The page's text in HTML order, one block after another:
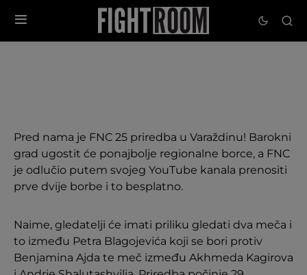
Pred nama je FNC 25 priredba u Varaždinu! Barokni
grad ugostit će ponajbolje regionalne borce, a FNC
je odlučio putem svojeg YouTube kanala prenositi
prve dvije borbe i to besplatno.
Naime, gledatelji će imati priliku gledati dva meča i
to između Petra Blagojevića koji se bori protiv
Benjamina Ajda te meč između Akhmeda Kagirova